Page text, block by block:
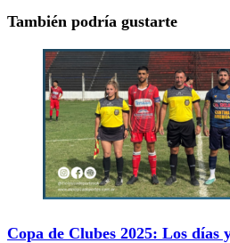
También podría gustarte
Copa de Clubes 2025: Los días